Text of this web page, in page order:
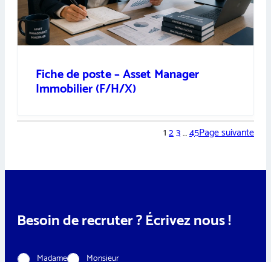
Fiche de poste – Asset Manager
Immobilier (F/H/X)
123…45Page suivante
Besoin de recruter ? Écrivez nous !
C Madame Monsieur